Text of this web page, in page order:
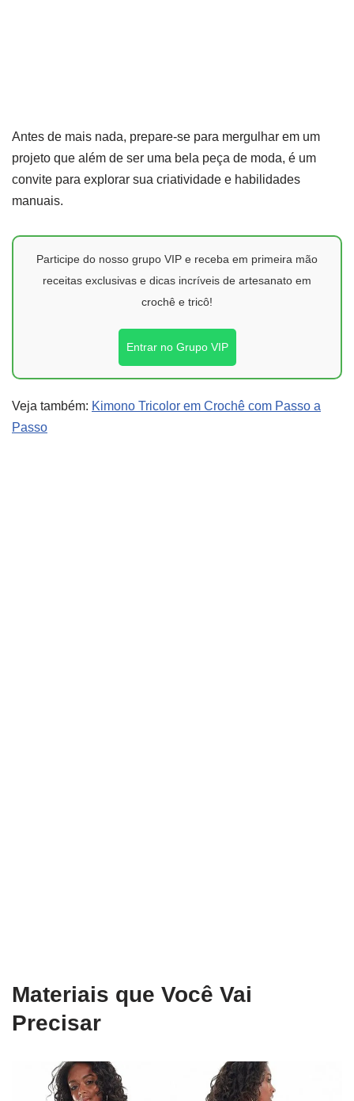
Antes de mais nada, prepare-se para mergulhar em um
projeto que além de ser uma bela peça de moda, é um
convite para explorar sua criatividade e habilidades
manuais.
Participe do nosso grupo VIP e receba em primeira mão
receitas exclusivas e dicas incríveis de artesanato em
crochê e tricô!
Entrar no Grupo VIP
Veja também: Kimono Tricolor em Crochê com Passo a
Passo
Materiais que Você Vai
Precisar